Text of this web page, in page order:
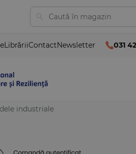
LibrăriiContactNewsletter 031
industriale